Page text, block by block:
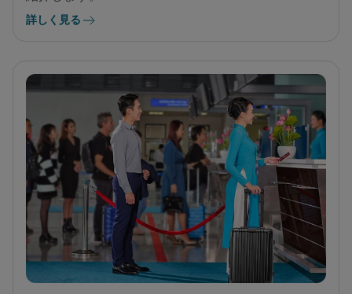
詳しく見る